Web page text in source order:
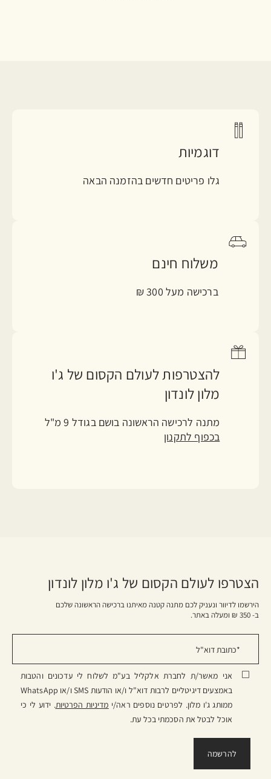
דוגמיות
גלו פריטים חדשים בהזמנה הבאה
משלוח חינם
ברכישה מעל 300 ₪
להצטרפות לעולם הקסום של ג'ו
מלון לונדון
מתנה לרכישה הראשונה בושם בגודל 9 מ"ל
בכפוף לתקנון
הצטרפו לעולם הקסום של ג'ו מלון לונדון
הירשמו לדיוור ונעניק לכם מתנה קטנה מאיתנו ברכישה הראשונה שלכם
ב- 350 ₪ ומעלה באתר.
אני מאשר/ת לחברת אלקליל בע"מ לשלוח לי עדכונים והטבות
באמצעים דיגיטליים לרבות דוא"ל ו/או הודעות SMS ו/או WhatsApp
ממותג ג'ו מלון. לפרטים נוספים ראה/י מדיניות הפרטיות. ידוע לי כי
אוכל לבטל את הסכמתי בכל עת.